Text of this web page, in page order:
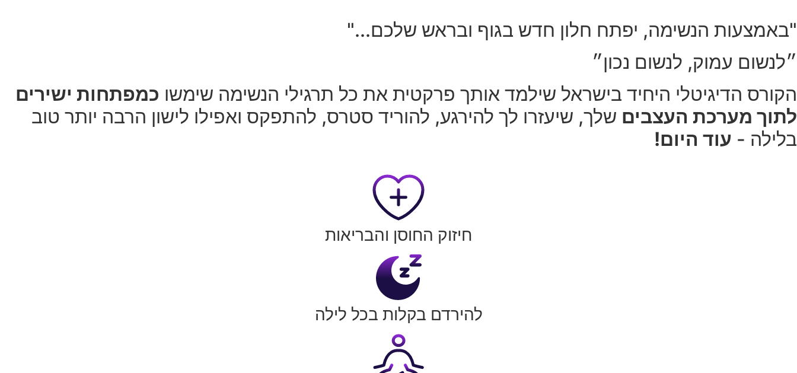
"באמצעות הנשימה, יפתח חלון חדש בגוף ובראש שלכם..."
״לנשום עמוק, לנשום נכון״
הקורס הדיגיטלי היחיד בישראל שילמד אותך פרקטית את כל תרגילי הנשימה שימשו כמפתחות ישירים
לתוך מערכת העצבים שלך, שיעזרו לך להירגע, להוריד סטרס, להתפקס ואפילו לישון הרבה יותר טוב
בלילה - עוד היום!
חיזוק החוסן והבריאות
להירדם בקלות בכל לילה